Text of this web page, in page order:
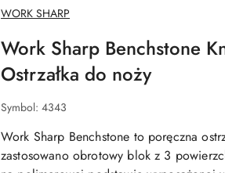
NAZWA
PRODUCENTA:
WORK SHARP
Work Sharp Benchstone
Ostrzałka do noży
Symbol: 4343
Work Sharp Benchstone to poręczna
zastosowano obrotowy blok z 3